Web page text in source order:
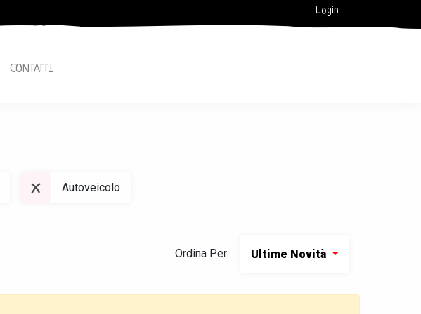
Login
CONTATTI
Autoveicolo
Ordina Per Ultime Novità